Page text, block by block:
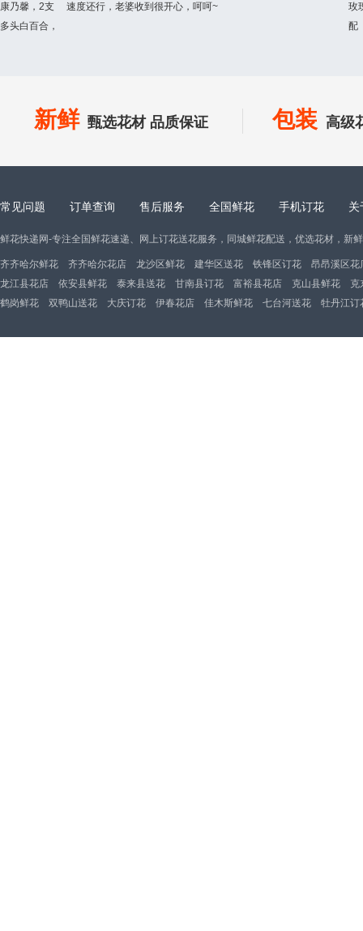
速度还行，老婆收到很开心，呵呵~
新鲜 甄选花材 品质保证 包装 高级
常见问题 订单查询 售后服务 全国鲜花 手机订花 关
鲜花快递网-专注全国鲜花速递、网上订花送花服务，同城鲜花配送，优选花材，新
齐齐哈尔鲜花 齐齐哈尔花店 龙沙区鲜花 建华区送花 铁锋区订花
昂昂溪区花
龙江县花店
依安县鲜花 泰来县送花 甘南县订花 富裕县花店 克山县鲜花
克
鹤岗鲜花
双鸭山送花 大庆订花 伊春花店 佳木斯鲜花 七台河送花 牡丹江订